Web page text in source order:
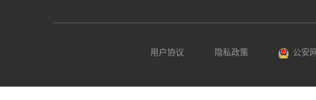
用户协议 隐私政策 公安